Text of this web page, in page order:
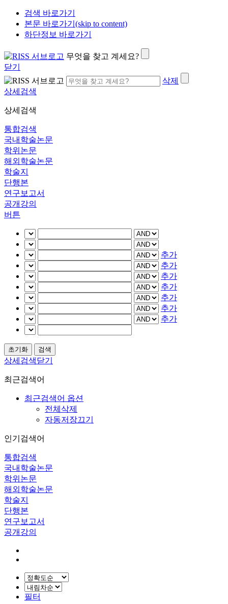
검색 바로가기
본문 바로가기(skip to content)
하단정보 바로가기
무엇을 찾고 계세요?
닫기
삭제
상세검색
상세검색
통합검색
국내학술논문
학위논문
해외학술논문
학술지
단행본
연구보고서
공개강의
버튼
추가
추가
추가
추가
추가
추가
추가
상세검색닫기
최근검색어
최근검색어 옵션
전체삭제
자동저장끄기
인기검색어
통합검색
국내학술논문
학위논문
해외학술논문
학술지
단행본
연구보고서
공개강의
필터